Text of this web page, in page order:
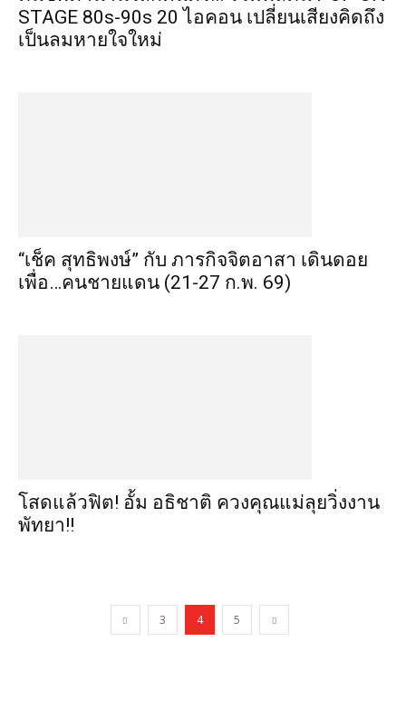
STAGE 80s-90s 20 ไอคอน เปลี่ยนเสียงคิดถึง
เป็นลมหายใจใหม่
“เช็ค สุทธิพงษ์” กับ ภารกิจจิตอาสา เดินดอย
เพื่อ…คนชายแดน (21-27 ก.พ. 69)
โสดแล้วฟิต! อั้ม อธิชาติ ควงคุณแม่ลุยวิ่งงาน
พัทยา!!
3 4 5